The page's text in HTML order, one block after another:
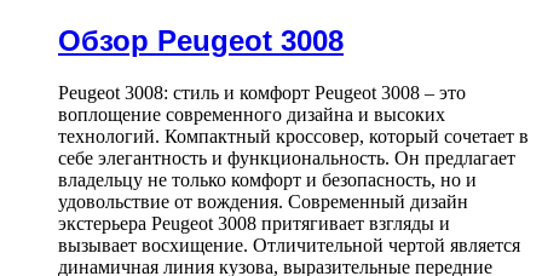
Обзор Peugeot 3008
Peugeot 3008: стиль и комфорт Peugeot 3008 – это
воплощение современного дизайна и высоких
технологий. Компактный кроссовер, который сочетает в
себе элегантность и функциональность. Он предлагает
владельцу не только комфорт и безопасность, но и
удовольствие от вождения. Современный дизайн
экстерьера Peugeot 3008 притягивает взгляды и
вызывает восхищение. Отличительной чертой является
динамичная линия кузова, выразительные передние